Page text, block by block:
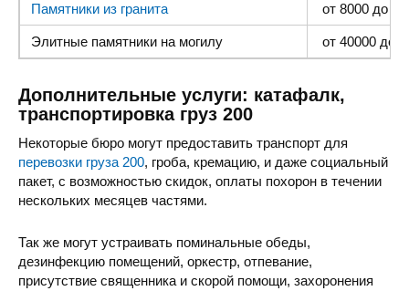
Памятники из гранита от 8000 до 25
Элитные памятники на могилу от 40000 до
Дополнительные услуги: катафалк,
транспортировка груз 200
Некоторые бюро могут предоставить транспорт для
перевозки груза 200, гроба, кремацию, и даже социальный
пакет, с возможностью скидок, оплаты похорон в течении
нескольких месяцев частями.
Так же могут устраивать поминальные обеды,
дезинфекцию помещений, оркестр, отпевание,
присутствие священника и скорой помощи, захоронения